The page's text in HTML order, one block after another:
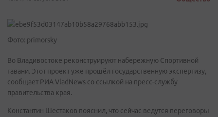
Фото: primorsky
Во Владивостоке реконструируют набережную Спортивной
гавани. Этот проект уже прошёл государственную экспертизу,
сообщает РИА VladNews со ссылкой на пресс-службу
правительства края.
Константин Шестаков пояснил, что сейчас ведутся переговоры